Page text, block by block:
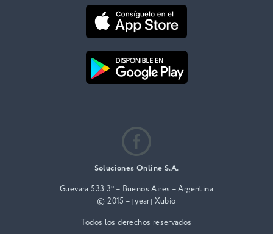
Soluciones Online S.A.
Guevara 533 3° – Buenos Aires – Argentina
© 2015 – [year] Xubio
Todos los derechos reservados